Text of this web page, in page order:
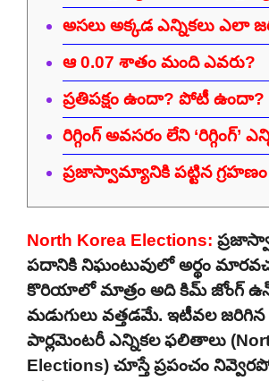
అసలు అక్కడ ఎన్నికలు ఎలా
ఆ 0.07 శాతం మంది ఎవరు?
ప్రతిపక్షం ఉందా? పోటీ ఉందా?
రిగ్గింగ్ అవసరం లేని ‘రిగ్గింగ్’
ప్రజాస్వామ్యానికి పట్టిన గ్రహణం
North Korea Elections:
పదానికి నిఘంటువులో అర్థం
కొరియాలో మాత్రం అది కిమ్ జోంగ్ ఉన్
మడుగులు వత్తడమే. ఇటీవల
పార్లమెంటరీ ఎన్నికల ఫలితాలు
Elections) చూస్తే ప్రపంచం